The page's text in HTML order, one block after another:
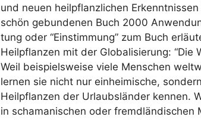
und neu­en heil­pflanz­li­chen
schön gebun­de­nen Buch 2000
tung oder “Ein­stim­mung” zum Buch
Heil­pflan­zen mit der Glo­ba­li­sie­rung: “Die
Weil bei­spiels­wei­se vie­le Men­schen
ler­nen sie nicht nur ein­hei­mi­sche,
Heil­pflan­zen der Urlaubs­län­der ken­nen.
in scha­ma­ni­schen oder fremd­län­di­schen